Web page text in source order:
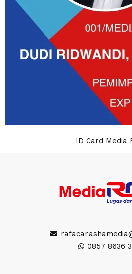
ID Card Media
0857 8636